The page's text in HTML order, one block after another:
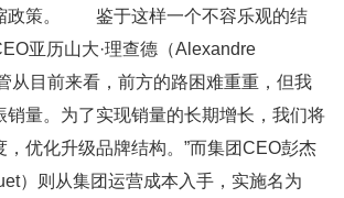
政策。 鉴于这样一个不容乐观的结
亚历山大·理查德（Alexandre
从目前来看，前方的路困难重重，但我
销量。为了实现销量的长期增长，我们将
，优化升级品牌结构。”而集团CEO彭杰
）则从集团运营成本入手，实施名为